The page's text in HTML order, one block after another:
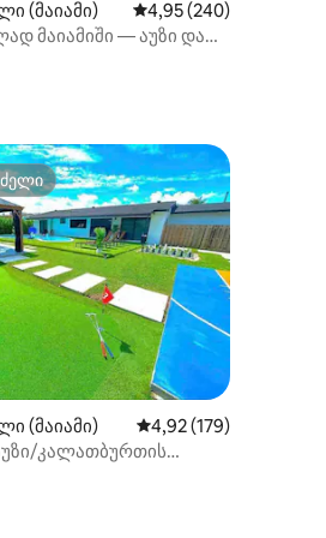
(მაიამი) საშუალო შეფასებაა
4,95 (240)
მაიამიში — აუზი და
105 მიმოხილვა
(მაიამი) საშუალო შეფასებაა
4,92 (179)
კალათბურთის